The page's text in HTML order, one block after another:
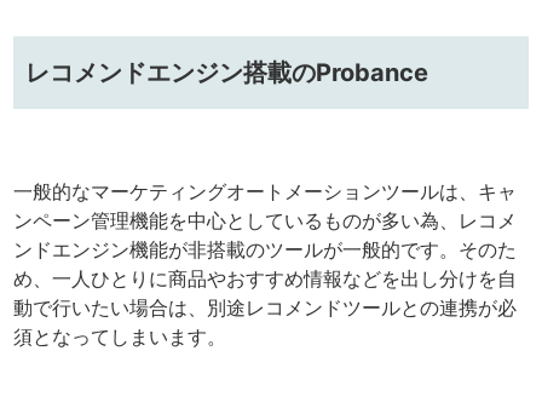
レコメンドエンジン搭載のProbance
一般的なマーケティングオートメーションツールは、キャ
ンペーン管理機能を中心としているものが多い為、レコメ
ンドエンジン機能が非搭載のツールが一般的です。そのた
め、一人ひとりに商品やおすすめ情報などを出し分けを自
動で行いたい場合は、別途レコメンドツールとの連携が必
須となってしまいます。